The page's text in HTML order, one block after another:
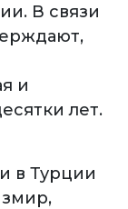
В связи
и
лет.
в Турции